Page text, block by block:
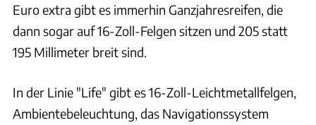
Euro extra gibt es immerhin Ganzjahresreifen, die
dann sogar auf 16-Zoll-Felgen sitzen und 205 statt
195 Millimeter breit sind.
In der Linie "Life" gibt es 16-Zoll-Leichtmetallfelgen,
Ambientebeleuchtung, das Navigationssystem